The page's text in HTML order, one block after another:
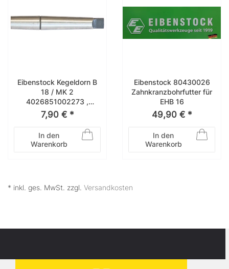
Eibenstock Kegeldorn B
18 / MK 2
4026851002273 ,
33112000
7,90 € *
In den
Warenkorb
Eibenstock 80430026
Zahnkranzbohrfutter für
EHB 16
49,90 € *
In den
Warenkorb
* inkl. ges. MwSt. zzgl. Versandkosten